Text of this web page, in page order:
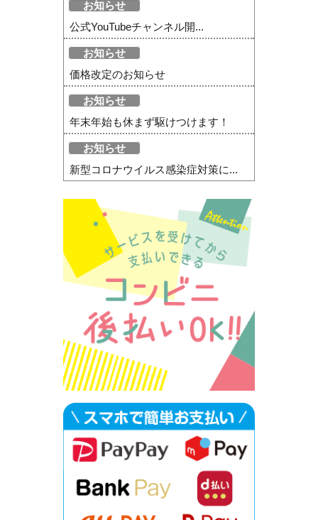
お知らせ
公式YouTubeチャンネル開...
お知らせ
価格改定のお知らせ
お知らせ
年末年始も休まず駆けつけます！
お知らせ
新型コロナウイルス感染症対策に...